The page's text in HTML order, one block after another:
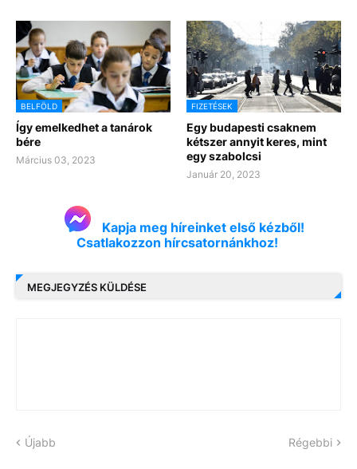
BELFÖLD
Így emelkedhet a tanárok
bére
Március 03, 2023
FIZETÉSEK
Egy budapesti csaknem
kétszer annyit keres, mint
egy szabolcsi
Január 20, 2023
Kapja meg híreinket első kézből!
Csatlakozzon hírcsatornánkhoz!
MEGJEGYZÉS KÜLDÉSE
Újabb Régebbi